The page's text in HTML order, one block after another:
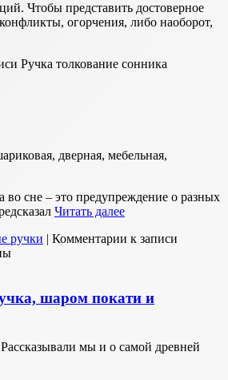
Чтобы представить достоверное
огорчения, либо наоборот,
Ручка толкование сонника
дверная, мебельная,
во сне – это предупреждение о разных
Читать далее
ручки | Комментарии к записи
шаром покати и
мы и о самой древней